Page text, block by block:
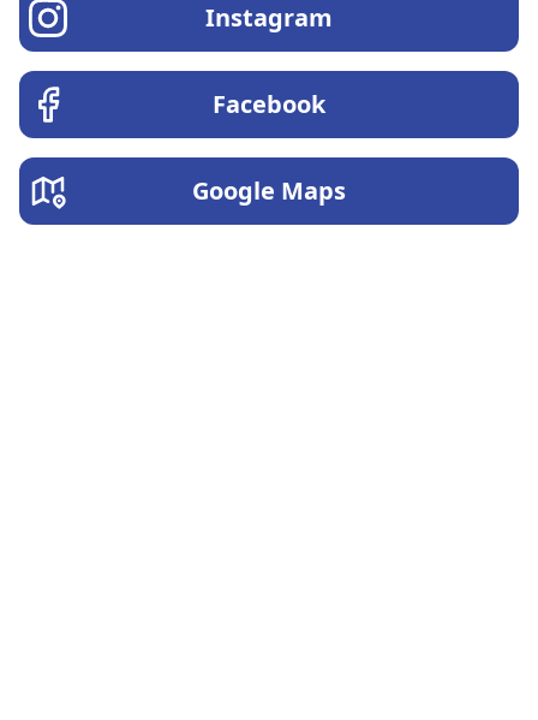
Instagram
Facebook
Google Maps